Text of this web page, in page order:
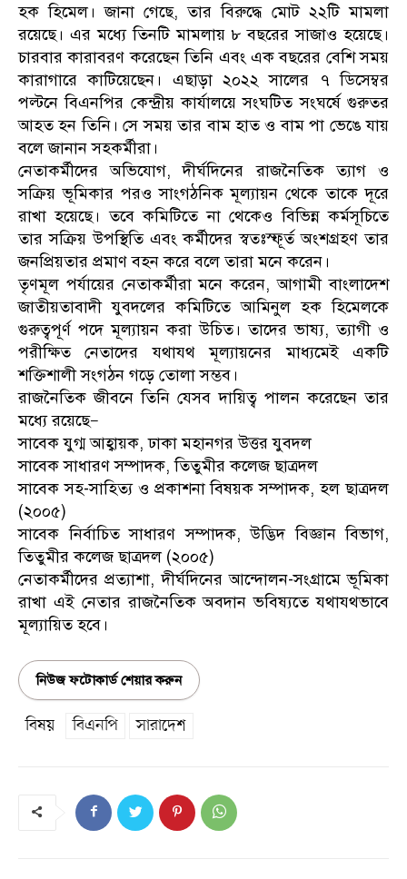
হক হিমেল। জানা গেছে, তার বিরুদ্ধে মোট ২২টি মামলা
রয়েছে। এর মধ্যে তিনটি মামলায় ৮ বছরের সাজাও হয়েছে।
চারবার কারাবরণ করেছেন তিনি এবং এক বছরের বেশি সময়
কারাগারে কাটিয়েছেন। এছাড়া ২০২২ সালের ৭ ডিসেম্বর
পল্টনে বিএনপির কেন্দ্রীয় কার্যালয়ে সংঘটিত সংঘর্ষে গুরুতর
আহত হন তিনি। সে সময় তার বাম হাত ও বাম পা ভেঙে যায়
বলে জানান সহকর্মীরা।
নেতাকর্মীদের অভিযোগ, দীর্ঘদিনের রাজনৈতিক ত্যাগ ও
সক্রিয় ভূমিকার পরও সাংগঠনিক মূল্যায়ন থেকে তাকে দূরে
রাখা হয়েছে। তবে কমিটিতে না থেকেও বিভিন্ন কর্মসূচিতে
তার সক্রিয় উপস্থিতি এবং কর্মীদের স্বতঃস্ফূর্ত অংশগ্রহণ তার
জনপ্রিয়তার প্রমাণ বহন করে বলে তারা মনে করেন।
তৃণমূল পর্যায়ের নেতাকর্মীরা মনে করেন, আগামী বাংলাদেশ
জাতীয়তাবাদী যুবদলের কমিটিতে আমিনুল হক হিমেলকে
গুরুত্বপূর্ণ পদে মূল্যায়ন করা উচিত। তাদের ভাষ্য, ত্যাগী ও
পরীক্ষিত নেতাদের যথাযথ মূল্যায়নের মাধ্যমেই একটি
শক্তিশালী সংগঠন গড়ে তোলা সম্ভব।
রাজনৈতিক জীবনে তিনি যেসব দায়িত্ব পালন করেছেন তার
মধ্যে রয়েছে—
সাবেক যুগ্ম আহ্বায়ক, ঢাকা মহানগর উত্তর যুবদল
সাবেক সাধারণ সম্পাদক, তিতুমীর কলেজ ছাত্রদল
সাবেক সহ-সাহিত্য ও প্রকাশনা বিষয়ক সম্পাদক, হল ছাত্রদল
(২০০৫)
সাবেক নির্বাচিত সাধারণ সম্পাদক, উদ্ভিদ বিজ্ঞান বিভাগ,
তিতুমীর কলেজ ছাত্রদল (২০০৫)
নেতাকর্মীদের প্রত্যাশা, দীর্ঘদিনের আন্দোলন-সংগ্রামে ভূমিকা
রাখা এই নেতার রাজনৈতিক অবদান ভবিষ্যতে যথাযথভাবে
মূল্যায়িত হবে।
নিউজ ফটোকার্ড শেয়ার করুন
বিষয় বিএনপি সারাদেশ